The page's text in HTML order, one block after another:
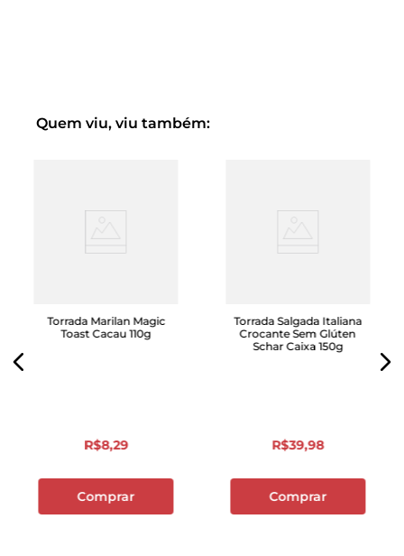
Quem viu, viu também:
Torrada Marilan Magic
Toast Cacau 110g
R$8,29
Comprar
Torrada Salgada Italiana
Crocante Sem Glúten
Schar Caixa 150g
R$39,98
Comprar